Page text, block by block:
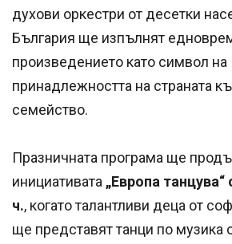
духови оркестри от десетки
България ще изпълнят
произведението като символ на
принадлежността на страната
семейство.
Празничната програма ще
инициативата „Европа
ч., когато талантливи деца от
ще представят танци по музика